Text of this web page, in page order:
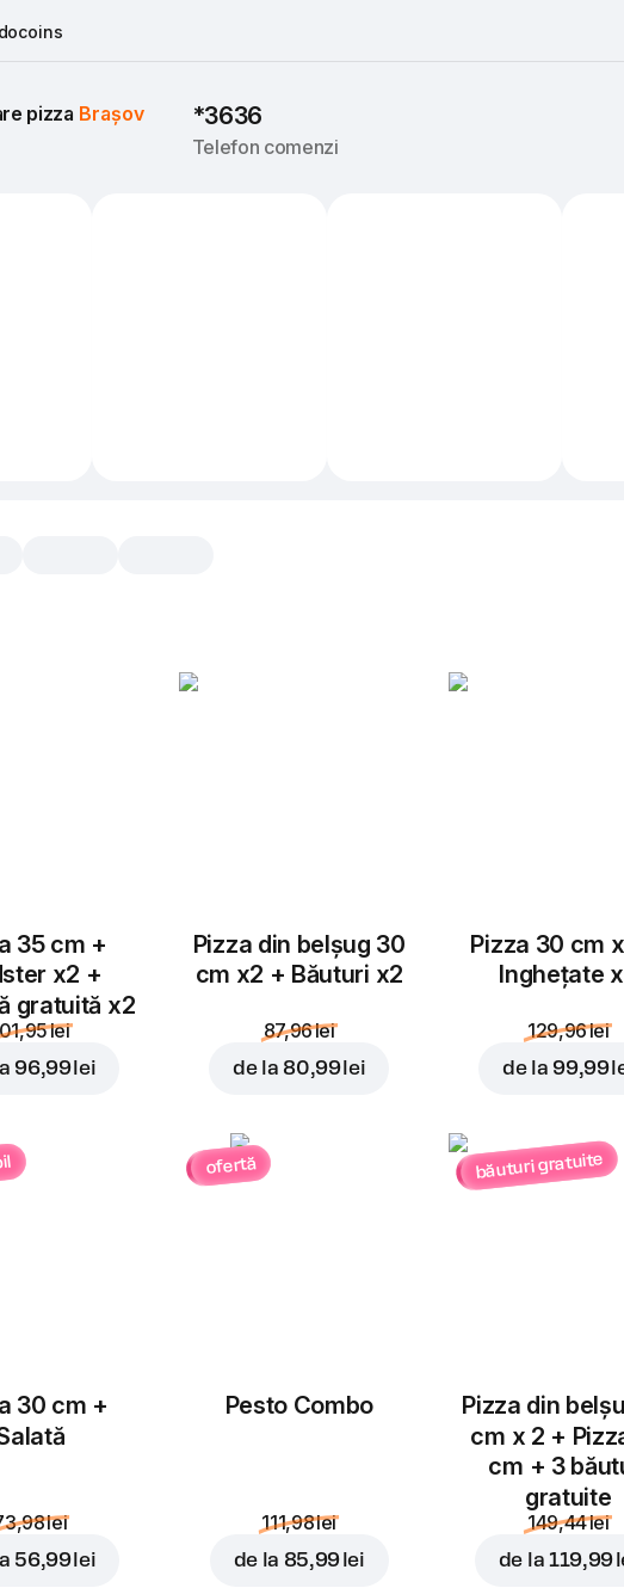
pizza Brașov *3636
Telefon comenzi
35 cm +
x2 +
gratuită x2
lei
96,99 lei
Pizza din belșug 30
cm x2 + Băuturi x2
87,96 lei
de la 80,99 lei
Pizza 30 cm
Inghețate
129,96 lei
de la 99,99
30 cm +
lei
56,99 lei
ofertă
Pesto Combo
111,98 lei
de la 85,99 lei
băuturi gratuite
Pizza din
cm x 2 +
cm + 3
gratuite
149,44 lei
de la 119,99